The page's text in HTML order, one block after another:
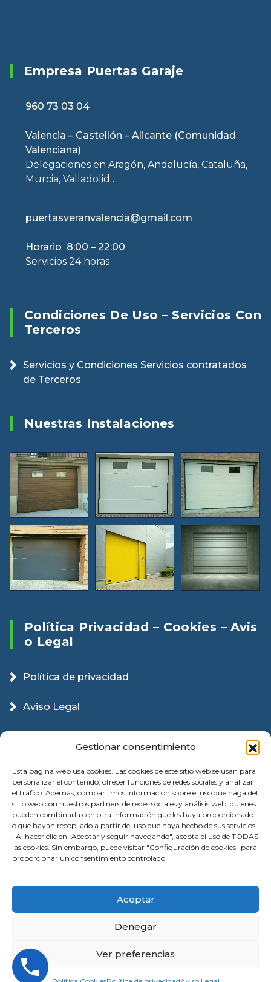
Gestionar consentimiento
Esta página web usa cookies. Las cookies de este sitio web se usan para
personalizar el contenido, ofrecer funciones de redes sociales y analizar
el tráfico. Además, compartimos información sobre el uso que haga del
sitio web con nuestros partners de redes sociales y análisis web, quienes
pueden combinarla con otra información que les haya proporcionado
o que hayan recopilado a partir del uso que haya hecho de sus servicios.
. Al hacer clic en "Aceptar y seguir navegando", acepta el uso de TODAS
las cookies. Sin embargo, puede visitar "Configuración de cookies" para
proporcionar un consentimiento controlado.
Aceptar
Denegar
Ver preferencias
Empresa Puertas Garaje
960 73 03 04
Valencia – Castellón – Alicante (Comunidad
Valenciana)
Delegaciones en Aragón, Andalucía, Cataluña,
Murcia, Valladolid…
puertasveranvalencia@gmail.com
Horario 8:00 – 22:00
Servicios 24 horas
Condiciones De Uso – Servicios Con
Terceros
Servicios y Condiciones Servicios contratados
de Terceros
Nuestras Instalaciones
Política Privacidad – Cookies – Avis
O Legal
Política de privacidad
Aviso Legal
© 2026 Instalación Puertas Garaje Valencia |
Reparación | All Rights Reserved